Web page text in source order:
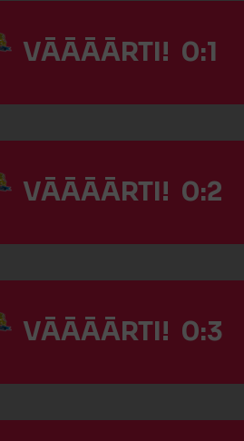
VĀĀĀĀRTI! 0:1
VĀĀĀĀRTI! 0:2
VĀĀĀĀRTI! 0:3